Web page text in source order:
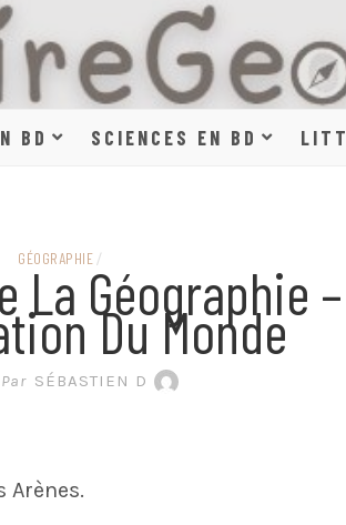
SCIENCES,
EN
BD SCIENCES EN BD
GÉOGRAPHIE /
La Géographie
Du Monde
SÉBASTIEN D
Arènes.